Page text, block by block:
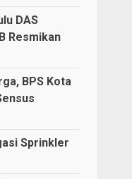
DAS
Resmikan
BPS Kota
Sprinkler